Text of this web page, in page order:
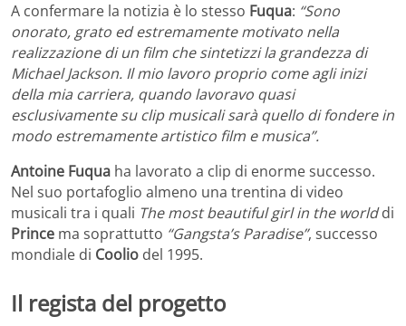
A confermare la notizia è lo stesso Fuqua: “Sono
onorato, grato ed estremamente motivato nella
realizzazione di un film che sintetizzi la grandezza di
Michael Jackson. Il mio lavoro proprio come agli inizi
della mia carriera, quando lavoravo quasi
esclusivamente su clip musicali sarà quello di fondere in
modo estremamente artistico film e musica”.
Antoine Fuqua ha lavorato a clip di enorme successo.
Nel suo portafoglio almeno una trentina di video
musicali tra i quali The most beautiful girl in the worlddi
Prince ma soprattutto “Gangsta’s Paradise”, successo
mondiale di Coolio del 1995.
Il regista del progetto